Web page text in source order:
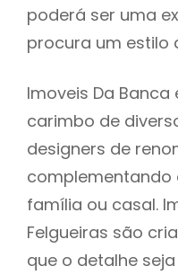
poderá ser uma
procura um estilo
Imoveis Da
carimbo de
designers de
complementando
família ou casal.
Felgueiras são
que o detalhe